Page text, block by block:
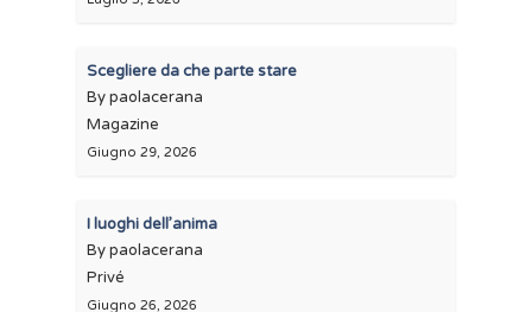
Scegliere da che parte stare
By paolacerana
Magazine
Giugno 29, 2026
I luoghi dell’anima
By paolacerana
Privé
Giugno 26, 2026